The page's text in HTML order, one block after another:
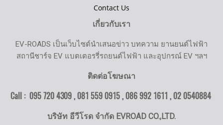
Contact Us
เกี่ยวกับเรา
EV-ROADS เป็นเว็บไซต์นำเสนอข่าว บทความ ยานยนต์ไฟฟ้า
สถานีชาร์จ EV แบตเตอรรี่รถยนต์ไฟฟ้า และอุปกรณ์ EV ฯลฯ
ติดต่อโฆษณา
Call : 095 720 4309 , 081 559 0915 , 086 992 1611 ,02 0540884
บริษัท อีวีโรด จำกัด EVROAD CO.,LTD.